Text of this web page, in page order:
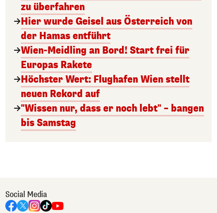
zu überfahren
Hier wurde Geisel aus Österreich von
der Hamas entführt
Wien-Meidling an Bord! Start frei für
Europas Rakete
Höchster Wert: Flughafen Wien stellt
neuen Rekord auf
"Wissen nur, dass er noch lebt" – bangen
bis Samstag
Social Media